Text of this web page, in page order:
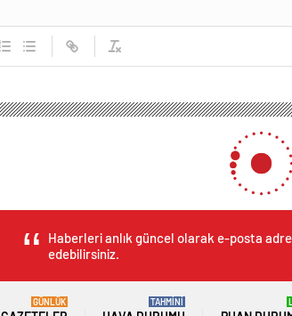
Haberleri anlık güncel olarak e-posta
edebilirsiniz.
GÜNLÜK TAHMİNİ